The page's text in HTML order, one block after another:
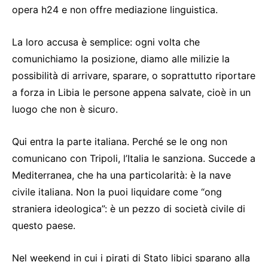
opera h24 e non offre mediazione linguistica.
La loro accusa è semplice: ogni volta che
comunichiamo la posizione, diamo alle milizie la
possibilità di arrivare, sparare, o soprattutto riportare
a forza in Libia le persone appena salvate, cioè in un
luogo che non è sicuro.
Qui entra la parte italiana. Perché se le ong non
comunicano con Tripoli, l’Italia le sanziona. Succede a
Mediterranea, che ha una particolarità: è la nave
civile italiana. Non la puoi liquidare come “ong
straniera ideologica”: è un pezzo di società civile di
questo paese.
Nel weekend in cui i pirati di Stato libici sparano alla